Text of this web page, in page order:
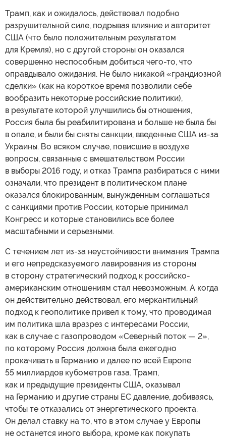
Трамп, как и ожидалось, действовал подобно
разрушительной силе, подрывая влияние и авторитет
США (что было положительным результатом
для Кремля), но с другой стороны он оказался
совершенно неспособным добиться чего-то, что
оправдывало ожидания. Не было никакой «грандиозной
сделки» (как на короткое время позволили себе
вообразить некоторые российские политики),
в результате которой улучшились бы отношения,
Россия была бы реабилитирована и больше не была бы
в опале, и были бы сняты санкции, введенные США из-за
Украины. Во всяком случае, повисшие в воздухе
вопросы, связанные с вмешательством России
в выборы 2016 году, и отказ Трампа разбираться с ними
означали, что президент в политическом плане
оказался блокированным, вынужденным соглашаться
с санкциями против России, которые принимал
Конгресс и которые становились все более
масштабными и серьезными.
С течением лет из-за неустойчивости внимания Трампа
и его непредсказуемого лавирования из стороны
в сторону стратегический подход к российско-
американским отношениям стал невозможным. А когда
он действительно действовал, его меркантильный
подход к геополитике привел к тому, что проводимая
им политика шла вразрез с интересами России,
как в случае с газопроводом «Северный поток — 2»,
по которому Россия должна была ежегодно
прокачивать в Германию и далее по всей Европе
55 миллиардов кубометров газа. Трамп,
как и предыдущие президенты США, оказывал
на Германию и другие страны ЕС давление, добиваясь,
чтобы те отказались от энергетического проекта.
Он делал ставку на то, что в этом случае у Европы
не останется иного выбора, кроме как покупать